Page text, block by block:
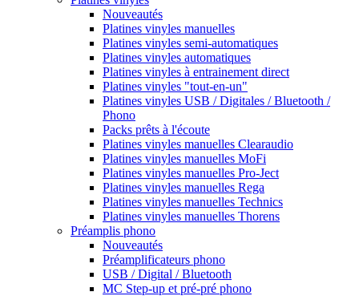
Nouveautés
Platines vinyles manuelles
Platines vinyles semi-automatiques
Platines vinyles automatiques
Platines vinyles à entrainement direct
Platines vinyles "tout-en-un"
Platines vinyles USB / Digitales / Bluetooth /
Phono
Packs prêts à l'écoute
Platines vinyles manuelles Clearaudio
Platines vinyles manuelles MoFi
Platines vinyles manuelles Pro-Ject
Platines vinyles manuelles Rega
Platines vinyles manuelles Technics
Platines vinyles manuelles Thorens
Préamplis phono
Nouveautés
Préamplificateurs phono
USB / Digital / Bluetooth
MC Step-up et pré-pré phono